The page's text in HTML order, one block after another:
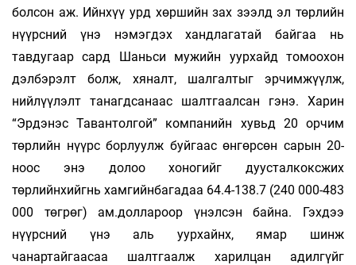
болсон аж. Ийнхүү урд хөршийн зах зээлд эл төрлийн
нүүрсний үнэ нэмэгдэх хандлагатай байгаа нь
тавдугаар сард Шаньси мужийн уурхайд томоохон
дэлбэрэлт болж, хяналт, шалгалтыг эрчимжүүлж,
нийлүүлэлт танагдсанаас шалтгаалсан гэнэ. Харин
“Эрдэнэс Тавантолгой” компанийн хувьд 20 орчим
төрлийн нүүрс борлуулж буйгаас өнгөрсөн сарын 20-
ноос энэ долоо хоногийг дуусталкоксжих
төрлийнхийгнь хамгийнбагадаа 64.4-138.7 (240 000-483
000 төгрөг) ам.доллароор үнэлсэн байна. Гэхдээ
нүүрсний үнэ аль уурхайнх, ямар шинж
чанартайгаасаа шалтгаалж харилцан адилгүйг